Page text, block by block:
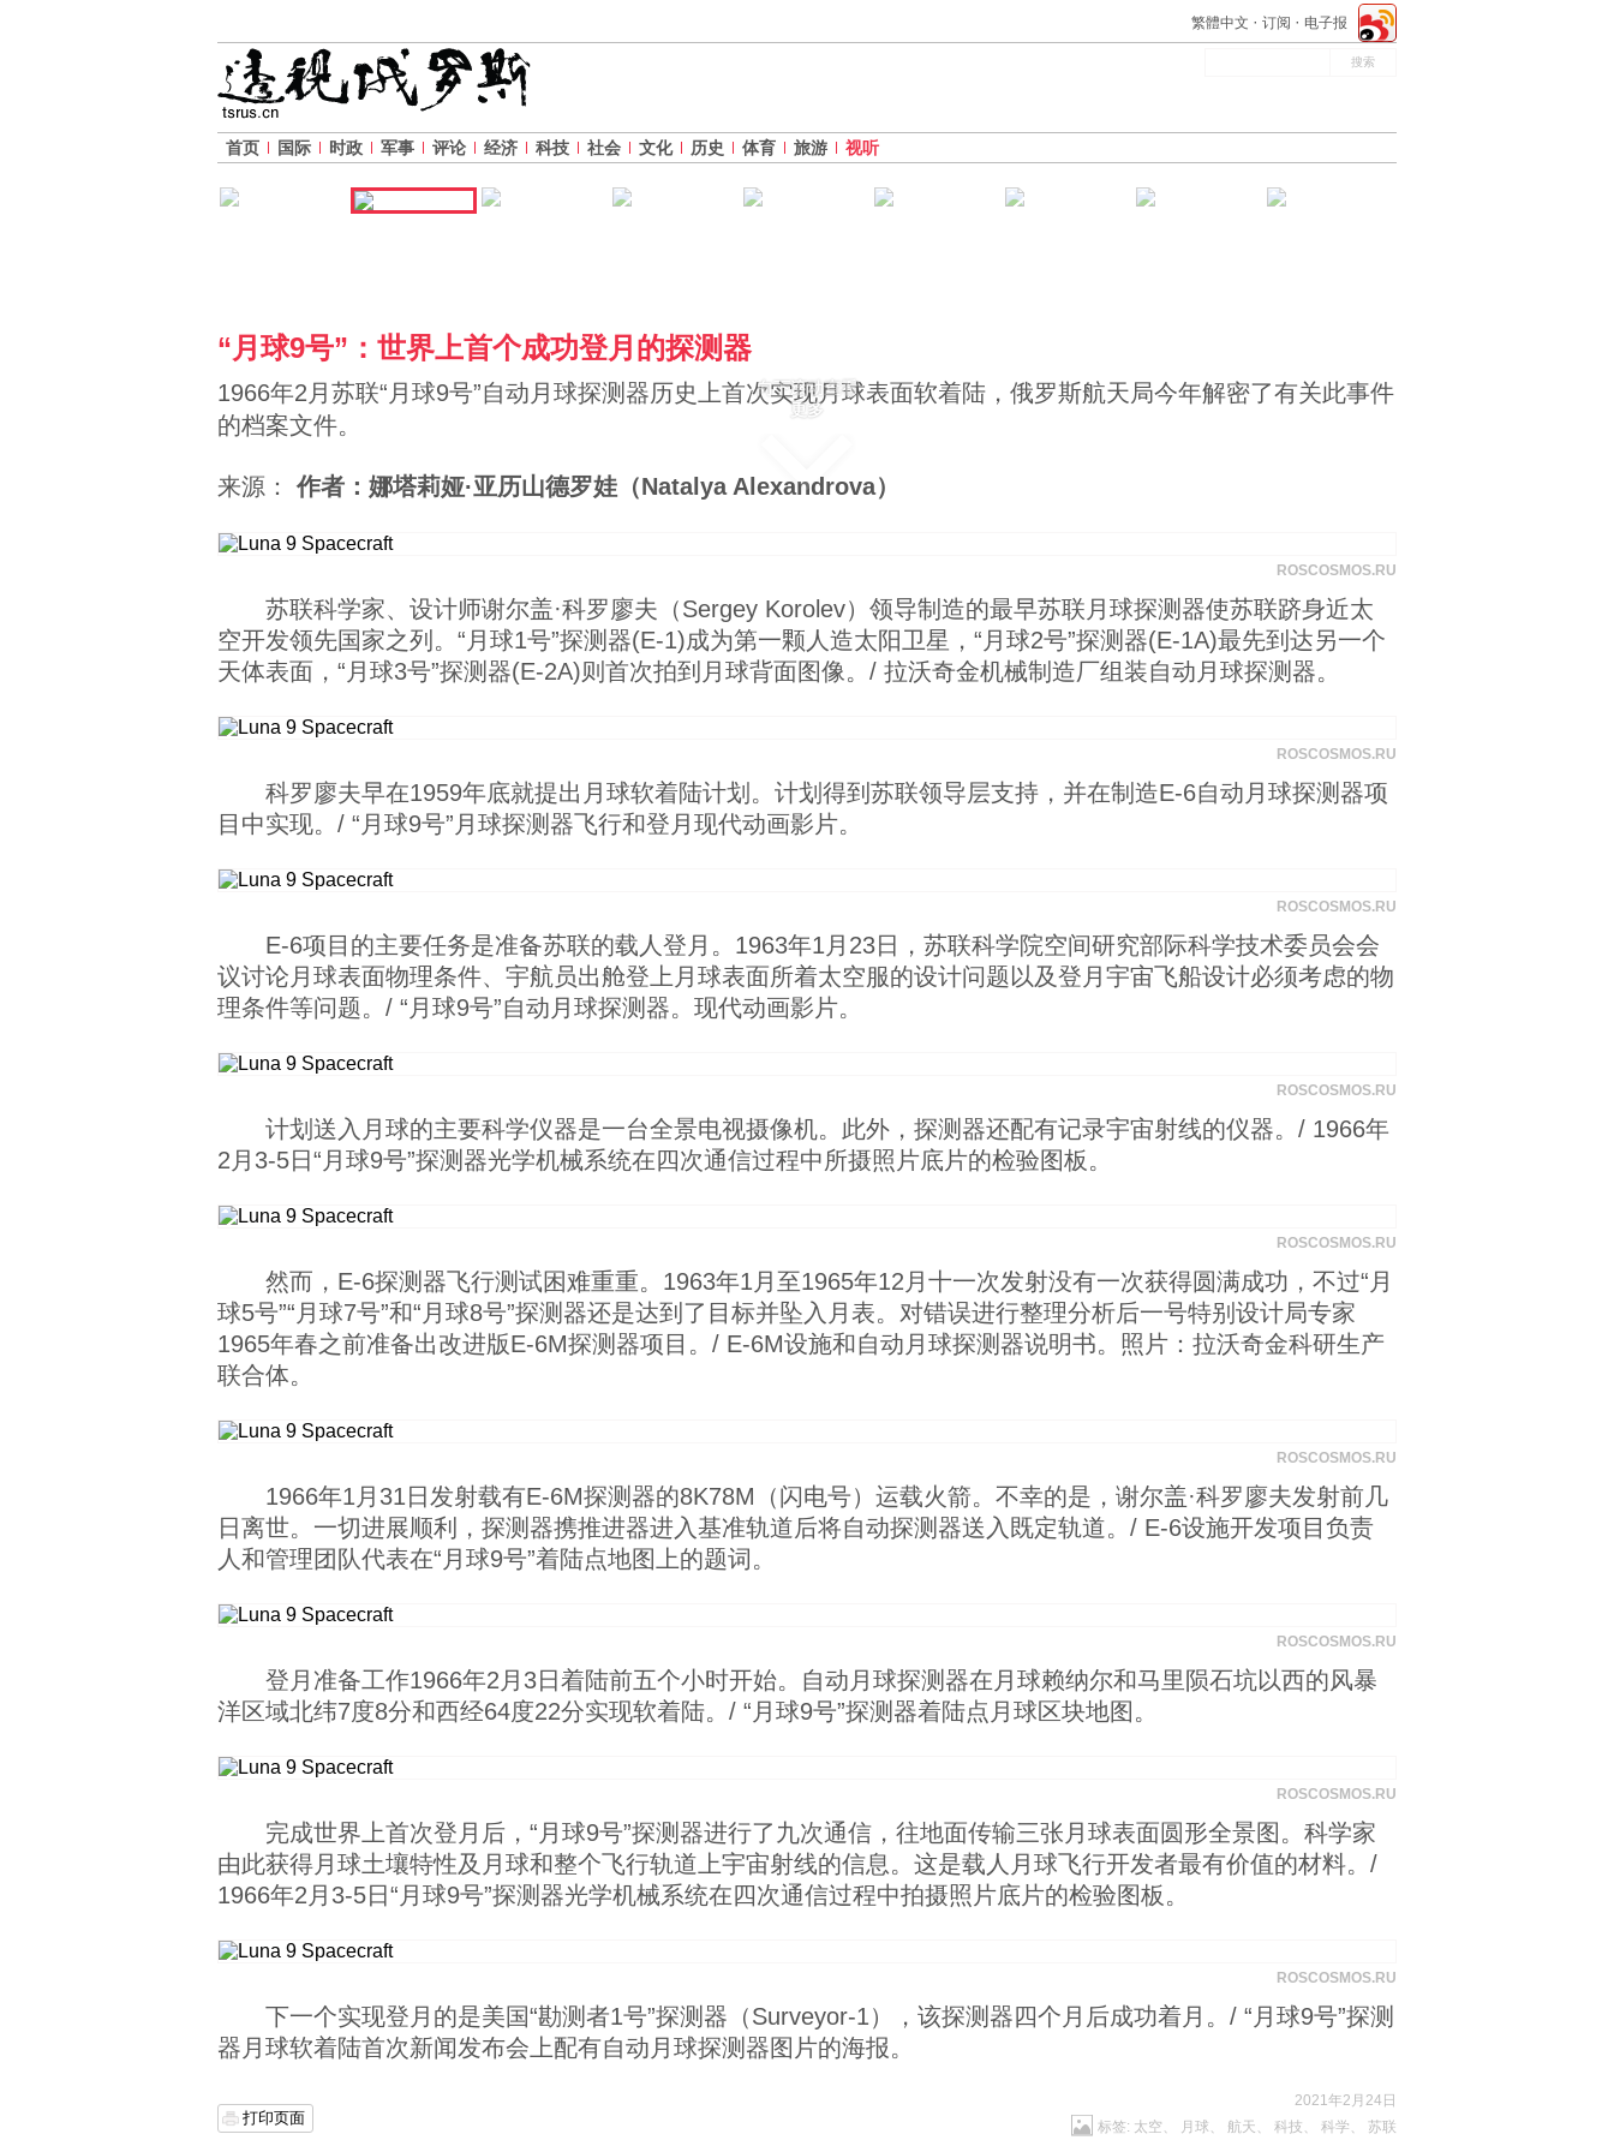
繁體中文 订阅 电子报
首页 国际 时政 军事 评论 经济 科技 社会 文化 历史 体育 旅游 视听
“月球9号”：世界上首个成功登月的探测器
1966年2月苏联“月球9号”自动月球探测器历史上首次实现月球表面软着陆，俄罗斯航天局今年解密了有关此事件
的档案文件。
来源： 作者：娜塔莉娅·亚历山德罗娃（Natalya Alexandrova）
向下滚动查看
更多
ROSCOSMOS.RU
苏联科学家、设计师谢尔盖·科罗廖夫（Sergey Korolev）领导制造的最早苏联月球探测器使苏联跻身近太
空开发领先国家之列。“月球1号”探测器(Е-1)成为第一颗人造太阳卫星，“月球2号”探测器(Е-1А)最先到达另一个
天体表面，“月球3号”探测器(Е-2А)则首次拍到月球背面图像。/ 拉沃奇金机械制造厂组装自动月球探测器。
ROSCOSMOS.RU
科罗廖夫早在1959年底就提出月球软着陆计划。计划得到苏联领导层支持，并在制造Е-6自动月球探测器项
目中实现。/ “月球9号”月球探测器飞行和登月现代动画影片。
ROSCOSMOS.RU
Е-6项目的主要任务是准备苏联的载人登月。1963年1月23日，苏联科学院空间研究部际科学技术委员会会
议讨论月球表面物理条件、宇航员出舱登上月球表面所着太空服的设计问题以及登月宇宙飞船设计必须考虑的物
理条件等问题。/ “月球9号”自动月球探测器。现代动画影片。
ROSCOSMOS.RU
计划送入月球的主要科学仪器是一台全景电视摄像机。此外，探测器还配有记录宇宙射线的仪器。/ 1966年
2月3-5日“月球9号”探测器光学机械系统在四次通信过程中所摄照片底片的检验图板。
ROSCOSMOS.RU
然而，Е-6探测器飞行测试困难重重。1963年1月至1965年12月十一次发射没有一次获得圆满成功，不过“月
球5号”“月球7号”和“月球8号”探测器还是达到了目标并坠入月表。对错误进行整理分析后一号特别设计局专家
1965年春之前准备出改进版E-6M探测器项目。/ E-6M设施和自动月球探测器说明书。照片：拉沃奇金科研生产
联合体。
ROSCOSMOS.RU
1966年1月31日发射载有Е-6М探测器的8K78M（闪电号）运载火箭。不幸的是，谢尔盖·科罗廖夫发射前几
日离世。一切进展顺利，探测器携推进器进入基准轨道后将自动探测器送入既定轨道。/ E-6设施开发项目负责
人和管理团队代表在“月球9号”着陆点地图上的题词。
ROSCOSMOS.RU
登月准备工作1966年2月3日着陆前五个小时开始。自动月球探测器在月球赖纳尔和马里陨石坑以西的风暴
洋区域北纬7度8分和西经64度22分实现软着陆。/ “月球9号”探测器着陆点月球区块地图。
ROSCOSMOS.RU
完成世界上首次登月后，“月球9号”探测器进行了九次通信，往地面传输三张月球表面圆形全景图。科学家
由此获得月球土壤特性及月球和整个飞行轨道上宇宙射线的信息。这是载人月球飞行开发者最有价值的材料。/
1966年2月3-5日“月球9号”探测器光学机械系统在四次通信过程中拍摄照片底片的检验图板。
ROSCOSMOS.RU
下一个实现登月的是美国“勘测者1号”探测器（Surveyor-1），该探测器四个月后成功着月。/ “月球9号”探测
器月球软着陆首次新闻发布会上配有自动月球探测器图片的海报。
打印页面
2021年2月24日
标签: 太空 、 月球 、 航天 、 科技 、 科学 、 苏联